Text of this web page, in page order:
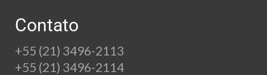
Contato
+55 (21) 3496-2113
+55 (21) 3496-2114